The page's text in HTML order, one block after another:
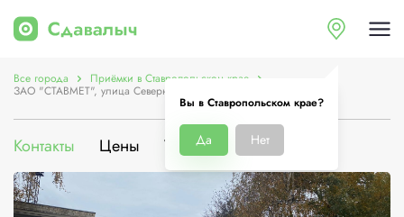
Вы в Ставропольском крае?
Да Нет
Все города Приёмки в Ставропольском крае
ЗАО "СТАВМЕТ", улица Северный Обход, 40
Контакты Цены Услуги О компании